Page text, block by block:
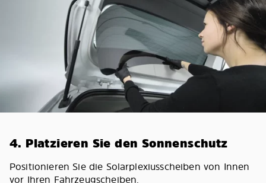
4. Platzieren Sie den Sonnenschutz
Positionieren Sie die Solarplexiusscheiben von Innen
vor Ihren Fahrzeugscheiben.